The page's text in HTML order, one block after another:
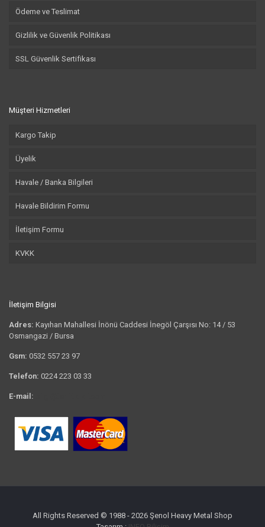
Ödeme ve Teslimat
Gizlilik ve Güvenlik Politikası
SSL Güvenlik Sertifikası
Müşteri Hizmetleri
Kargo Takip
Üyelik
Havale / Banka Bilgileri
Havale Bildirim Formu
İletişim Formu
KVKK
İletişim Bilgisi
Adres: Kayıhan Mahallesi İnönü Caddesi İnegöl Çarşısı No: 14 / 53
Osmangazi / Bursa
Gsm: 0532 557 23 97
Telefon: 0224 223 03 33
E-mail:
All Rights Reserved © 1988 - 2026 Şenol Heavy Metal Shop